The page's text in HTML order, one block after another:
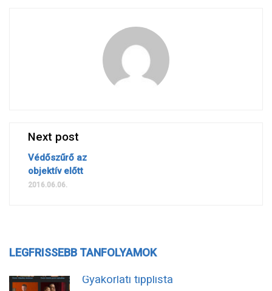
Next post
Védőszűrő az
objektív előtt
2016.06.06.
LEGFRISSEBB TANFOLYAMOK
Gyakorlati tipplista